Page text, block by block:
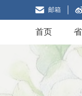
邮箱
首页